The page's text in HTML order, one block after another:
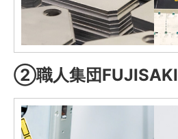
②職人集団FUJISAKI